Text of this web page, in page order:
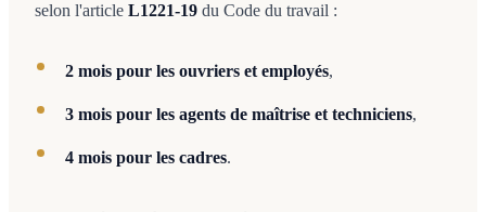
selon l'article L1221-19 du Code du travail :
2 mois pour les ouvriers et employés,
3 mois pour les agents de maîtrise et techniciens,
4 mois pour les cadres.